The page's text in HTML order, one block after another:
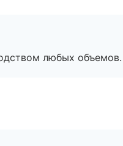
любых объемов.